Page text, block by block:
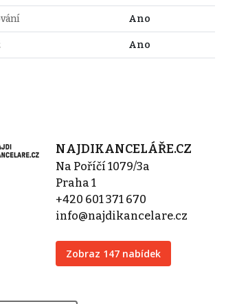
Ano
Ano
NAJDIKANCELÁŘE.CZ
Na Poříčí 1079/3a
Praha 1
+420 601 371 670
info@najdikancelare.cz
Zobraz 147 nabídek